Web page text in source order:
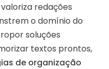
redações
o domínio do
soluções
textos prontos,
de organização